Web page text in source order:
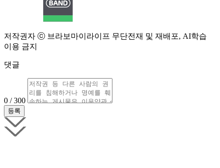
저작권자 ⓒ 브라보마이라이프 무단전재 및 재배포, AI학습
이용 금지
댓글
0 / 300